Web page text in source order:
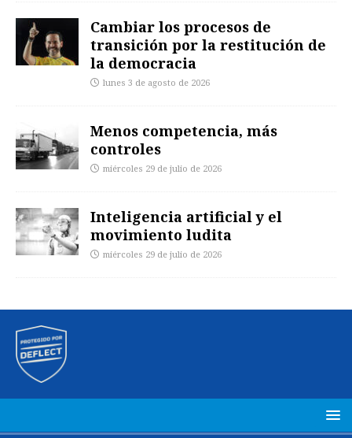
Cambiar los procesos de
transición por la restitución de
la democracia
lunes 3 de agosto de 2026
Menos competencia, más
controles
miércoles 29 de julio de 2026
Inteligencia artificial y el
movimiento ludita
miércoles 29 de julio de 2026